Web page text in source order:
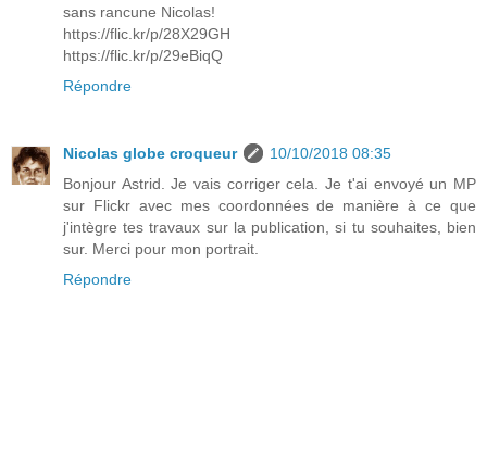
sans rancune Nicolas!
https://flic.kr/p/28X29GH
https://flic.kr/p/29eBiqQ
Répondre
Nicolas globe croqueur
10/10/2018 08:35
Bonjour Astrid. Je vais corriger cela. Je t'ai envoyé un MP
sur Flickr avec mes coordonnées de manière à ce que
j'intègre tes travaux sur la publication, si tu souhaites, bien
sur. Merci pour mon portrait.
Répondre